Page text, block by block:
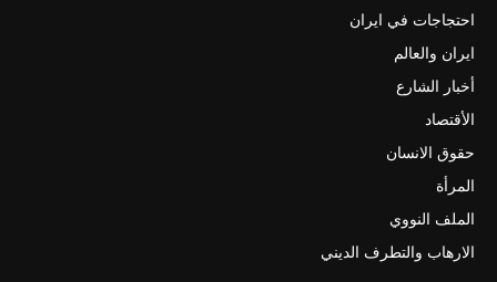
احتجاجات في ايران
ايران والعالم
أخبار الشارع
الأقتصاد
حقوق الانسان
المرأة
الملف النووي
الارهاب والتطرف الديني